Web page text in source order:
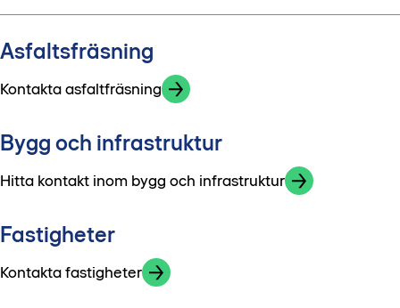
Asfaltsfräsning
Kontakta asfaltfräsning
Bygg och infrastruktur
Hitta kontakt inom bygg och infrastruktur
Fastigheter
Kontakta fastigheter